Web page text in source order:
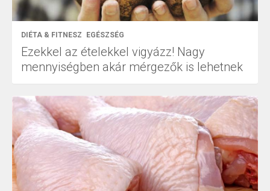
DIÉTA & FITNESZ EGÉSZSÉG
Ezekkel az ételekkel vigyázz! Nagy
mennyiségben akár mérgezők is lehetnek